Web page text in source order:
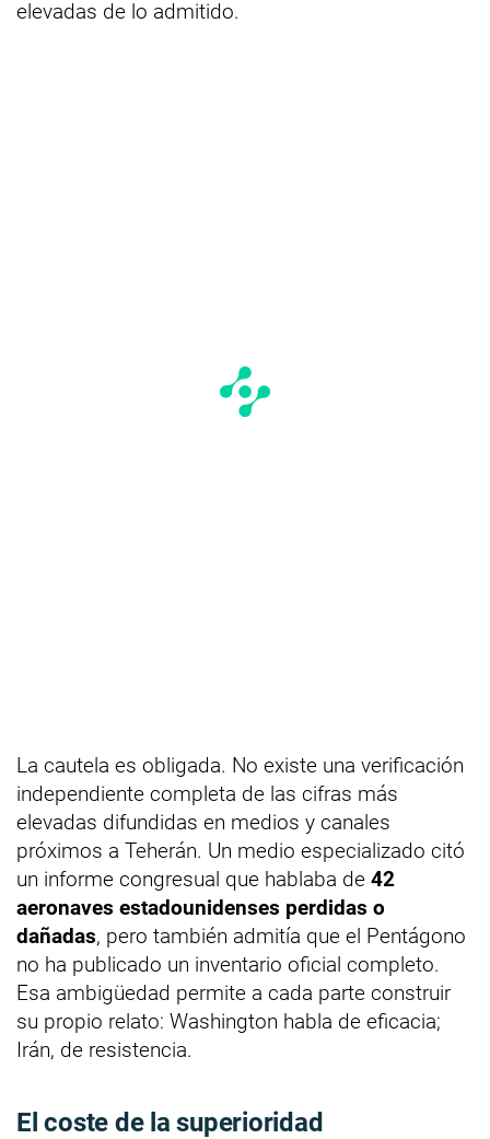
elevadas de lo admitido.
La cautela es obligada. No existe una verificación
independiente completa de las cifras más
elevadas difundidas en medios y canales
próximos a Teherán. Un medio especializado citó
un informe congresual que hablaba de 42
aeronaves estadounidenses perdidas o
dañadas, pero también admitía que el Pentágono
no ha publicado un inventario oficial completo.
Esa ambigüedad permite a cada parte construir
su propio relato: Washington habla de eficacia;
Irán, de resistencia.
El coste de la superioridad